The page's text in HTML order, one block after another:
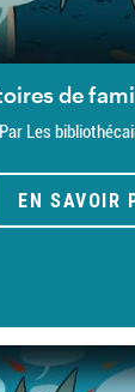
de
Par Les
EN SAVOIR